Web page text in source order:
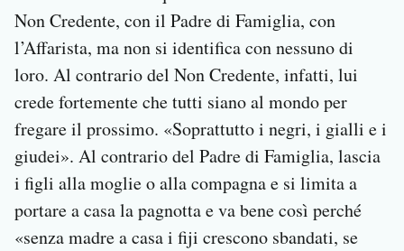
Non Credente, con il Padre di Famiglia, con
l’Affarista, ma non si identifica con nessuno di
loro. Al contrario del Non Credente, infatti, lui
crede fortemente che tutti siano al mondo per
fregare il prossimo. «Soprattutto i negri, i gialli e i
giudei». Al contrario del Padre di Famiglia, lascia
i figli alla moglie o alla compagna e si limita a
portare a casa la pagnotta e va bene così perché
«senza madre a casa i fiji crescono sbandati, se